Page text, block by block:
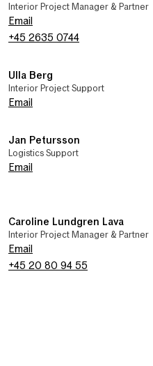
Interior Project Manager & Partner
Email
+45 2635 0744
Ulla Berg
Interior Project Support
Email
Jan Petursson
Logistics Support
Email
Caroline Lundgren Lava
Interior Project Manager & Partner
Email
+45 20 80 94 55